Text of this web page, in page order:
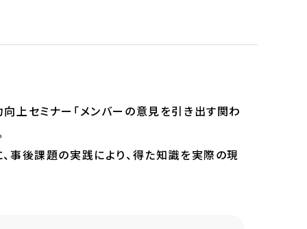
上セミナー「メンバーの意見を引き出す関わ
事後課題の実践により、得た知識を実際の現